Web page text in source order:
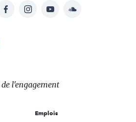
FacebookInstagramYouTubeSoundcloud
de l'engagement
Emplois